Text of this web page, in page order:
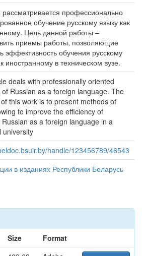
рассматривается профессионально
обучение русскому языку как
Цель данной работы –
приемы работы, позволяющие
эффективность обучения русскому
иностранному в техническом вузе.
deals with professionally oriented
Russian as a foreign language. The
this work is to present methods of
to improve the efficiency of
as a foreign language in a
university
handle/123456789/46543
в изданиях Республики Беларусь
Size
Format